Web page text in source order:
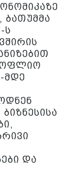
ბათუმმა
ს
მდე
და